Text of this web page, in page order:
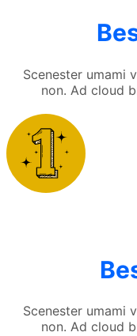
Scenester umami
non. Ad cloud
Scenester umami
non. Ad cloud